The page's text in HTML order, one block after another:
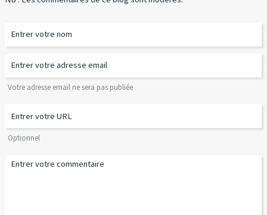
Votre adresse email ne sera pas publiée
Optionnel